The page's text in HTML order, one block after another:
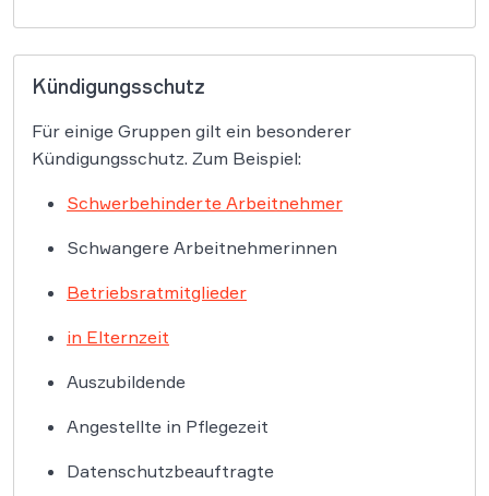
Kündigungsschutz
Für einige Gruppen gilt ein besonderer
Kündigungsschutz. Zum Beispiel:
Schwerbehinderte Arbeitnehmer
Schwangere Arbeitnehmerinnen
Betriebsratmitglieder
in Elternzeit
Auszubildende
Angestellte in Pflegezeit
Datenschutzbeauftragte